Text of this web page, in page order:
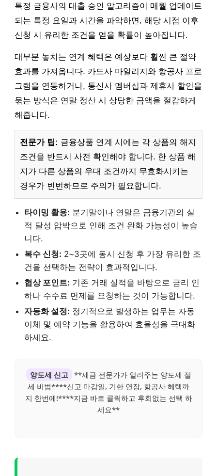
특정 금융사의 대출 승인 알고리즘이 매월 업데이트
되는 특정 요일과 시간을 파악하면, 해당 시점 이후
신청 시 유리한 조건을 얻을 확률이 높아집니다.
대부분 놓치는 연계 혜택은 예상보다 훨씬 큰 절약
효과를 가져옵니다. 카드사 마일리지와 항공사 프로
그램을 연동하거나, 통신사 멤버십과 제휴사 할인을
묶는 방식은 연말 정산 시 상당한 금액을 절감하게
해줍니다.
전문가 팁: 금융상품 연계 시에는 각 상품의 해지
조건을 반드시 사전 확인해야 합니다. 한 상품 해
지가 다른 상품의 우대 조건까지 무효화시키는
경우가 빈번하므로 주의가 필요합니다.
타이밍 활용: 분기말이나 연말은 금융기관의 실
적 달성 압박으로 인해 조건 완화 가능성이 높습
니다.
복수 신청: 2~3곳에 동시 신청 후 가장 유리한 조
건을 선택하는 전략이 효과적입니다.
협상 포인트: 기존 거래 실적을 바탕으로 금리 인
하나 수수료 면제를 요청하는 것이 가능합니다.
자동화 설정: 정기적으로 발생하는 업무는 자동
이체 및 예약 기능을 활용하여 효율성을 극대화
하세요.
양도세 신고
**세금 전문가가 알려주는 양도세 절
세 비법****신고 마감일, 기한 연장, 항공사 혜택까
지 한번에!****지금 바로 클릭하고 후회없는 선택 하
세요**